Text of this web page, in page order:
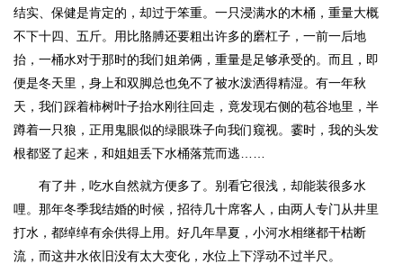
结实、保健是肯定的，却过于笨重。一只浸满水的木桶，重量大概
不下十四、五斤。用比胳膊还要粗出许多的磨杠子，一前一后地
抬，一桶水对于那时的我们姐弟俩，重量是足够承受的。而且，即
便是冬天里，身上和双脚总也免不了被水泼洒得精湿。有一年秋
天，我们踩着柿树叶子抬水刚往回走，竟发现右侧的苞谷地里，半
蹲着一只狼，正用鬼眼似的绿眼珠子向我们窥视。霎时，我的头发
根都竖了起来，和姐姐丢下水桶落荒而逃……
有了井，吃水自然就方便多了。别看它很浅，却能装很多水
哩。那年冬季我结婚的时候，招待几十席客人，由两人专门从井里
打水，都绰绰有余供得上用。好几年旱夏，小河水相继都干枯断
流，而这井水依旧没有太大变化，水位上下浮动不过半尺。